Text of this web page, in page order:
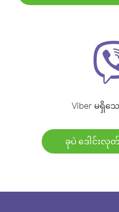
Viber မရှိသ
ခုပဲ ဒေါင်း